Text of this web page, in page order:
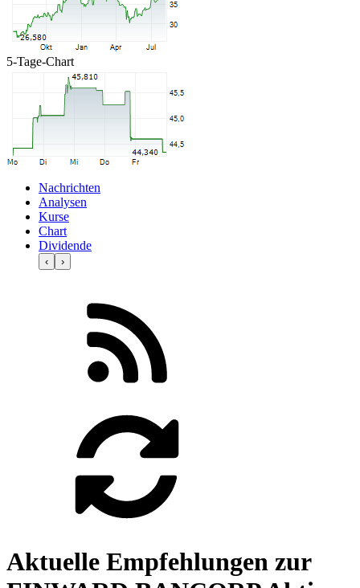
5-Tage-Chart
Nachrichten
Analysen
Kurse
Chart
Dividende
‹ ›
Aktuelle Empfehlungen zur